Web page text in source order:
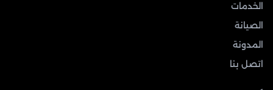
الخدمات
الصيانة
المدونة
اتصل بنا